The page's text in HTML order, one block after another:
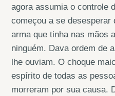
agora assumia o controle
começou a se desesperar
arma que tinha nas mãos
ninguém. Dava ordem de
lhe ouviam. O choque
espírito de todas as
morreram por sua causa.